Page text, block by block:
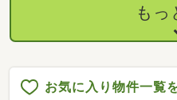
西天満六丁目店：徒歩2分（116
（76ｍ）大阪野崎郵便局：徒歩6
店：徒歩2分（83ｍ）大阪府天満
もっ
お気に入り物件一覧